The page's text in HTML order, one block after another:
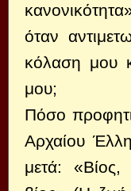
όταν
κόλαση μου
μου;
Πόσο
Αρχαίου
μετά: «Βίος,